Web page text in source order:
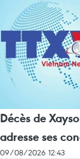
Décès de
adresse ses
09/08/2026 12:43